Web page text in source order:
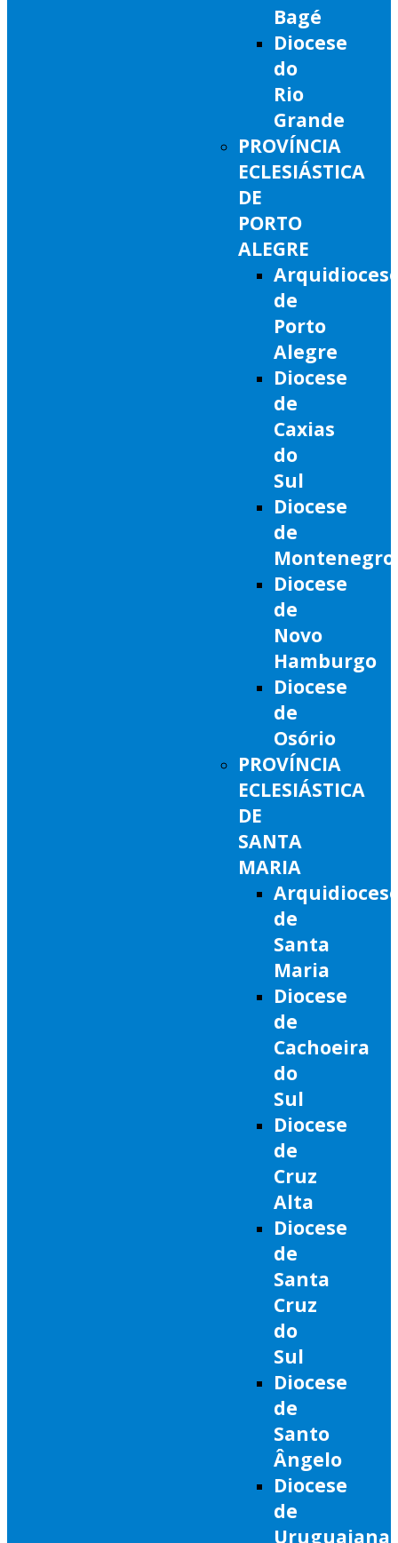
Bagé
Diocese
do
Rio
Grande
PROVÍNCIA
ECLESIÁSTICA
DE
PORTO
ALEGRE
de
Porto
Alegre
Diocese
de
Caxias
do
Sul
Diocese
de
Montenegro
Diocese
de
Novo
Hamburgo
Diocese
de
Osório
PROVÍNCIA
ECLESIÁSTICA
DE
SANTA
MARIA
de
Santa
Maria
Diocese
de
Cachoeira
do
Sul
Diocese
de
Cruz
Alta
Diocese
de
Santa
Cruz
do
Sul
Diocese
de
Santo
Ângelo
Diocese
de
Uruguaiana